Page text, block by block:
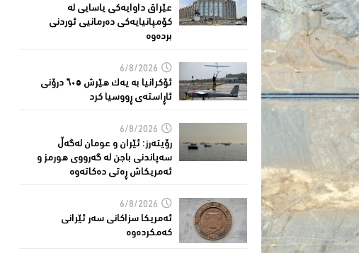
عێراق داوایەکی یاسایی لە
کۆمپانیایه‌كی دەرمانیى ئوردنی
بردەوە
6/8/2026
ئۆکرانیا بە یەک هێرش ٦٠٥ درۆنی
ئاڕاستەى ڕووسیا کرد
6/8/2026
رۆیتەرز: ئێران و عومان لەگەڵ
سەپاندنی باجن لە گەرووی هورمز و
ئەمریکاش ڕەتی دەکاتەوە
6/8/2026
ئه‌مریكا سزاكانی سه‌ر ئێرانی
كه‌مكرده‌وه‌